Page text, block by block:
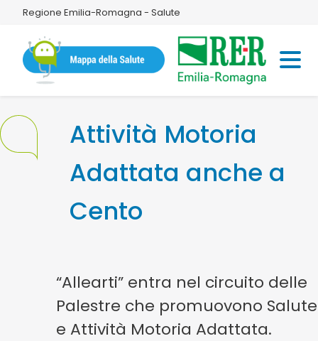
Regione Emilia-Romagna - Salute
Attività Motoria
Adattata anche a
Cento
“Allearti” entra nel circuito delle
Palestre che promuovono Salute
e Attività Motoria Adattata.